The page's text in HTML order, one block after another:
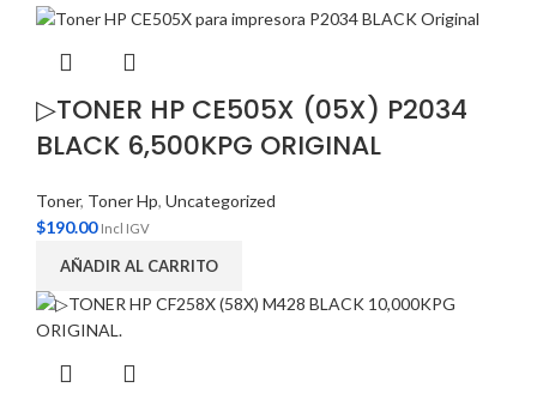
▷TONER HP CE505X (05X) P2034
BLACK 6,500KPG ORIGINAL
Toner, Toner Hp, Uncategorized
$190.00 Incl IGV
AÑADIR AL CARRITO